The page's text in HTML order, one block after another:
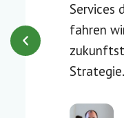
Services
fahren